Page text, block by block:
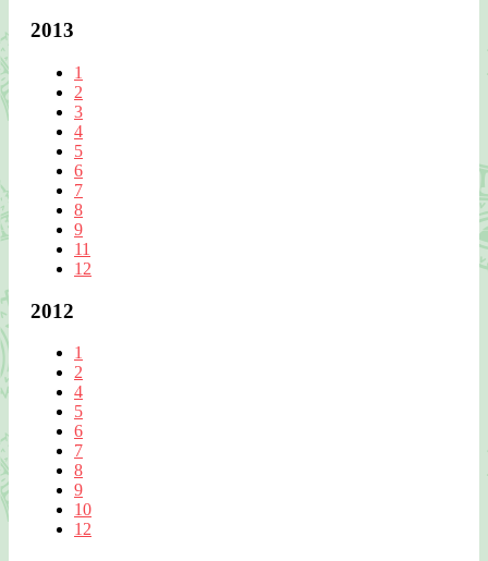
2013
1
2
3
4
5
6
7
8
9
11
12
2012
1
2
4
5
6
7
8
9
10
12